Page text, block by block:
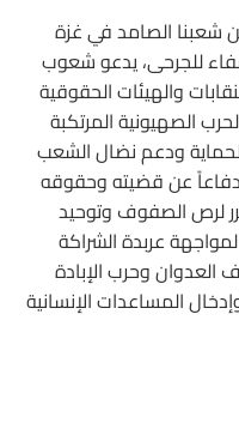
شعبنا الصامد في غزة
للجرحى، يدعو شعوب
والهيئات الحقوقية
الصهيونية المرتكبة
لحماية ودعم نضال الشعب
عن قضيته وحقوقه
لرص الصفوف وتوحيد
عربدة الشراكة
العدوان وحرب الإبادة
المساعدات الإنسانية